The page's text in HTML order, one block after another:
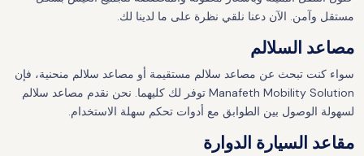
مستقل وآمن. الآن دعنا نلقي نظرة على ما لدينا لك.
مصاعد السلالم
سواء كنت تبحث عن مصاعد سلالم مستقيمة أو مصاعد سلالم منحنية، فإن
Manafeth Mobility Solution توفر لك كليهما. نحن نقدم مصاعد سلالم
لسهولة الوصول بين الطوابق مع أدوات تحكم سهلة الاستخدام.
مقاعد السيارة الدوارة